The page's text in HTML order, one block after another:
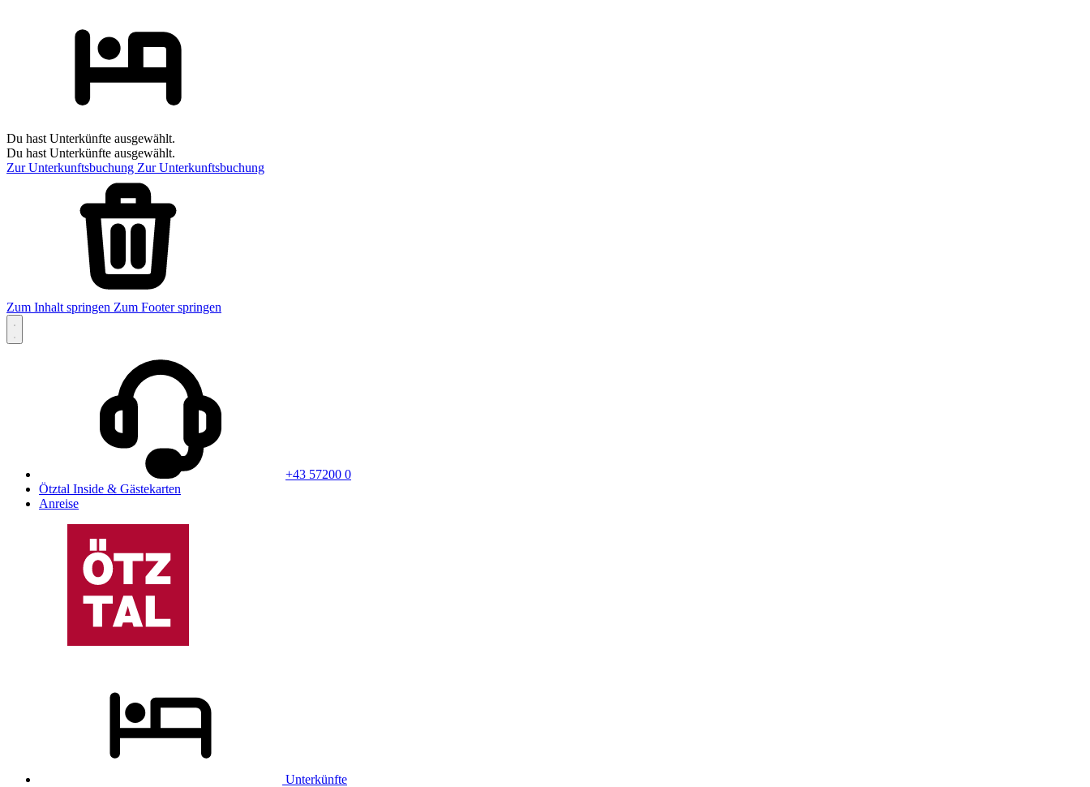
Du hast Unterkünfte ausgewählt.
Du hast Unterkünfte ausgewählt.
Zur Unterkunftsbuchung Zur Unterkunftsbuchung
Zum Inhalt springen Zum Footer springen
+43 57200 0
Ötztal Inside & Gästekarten
Anreise
Unterkünfte